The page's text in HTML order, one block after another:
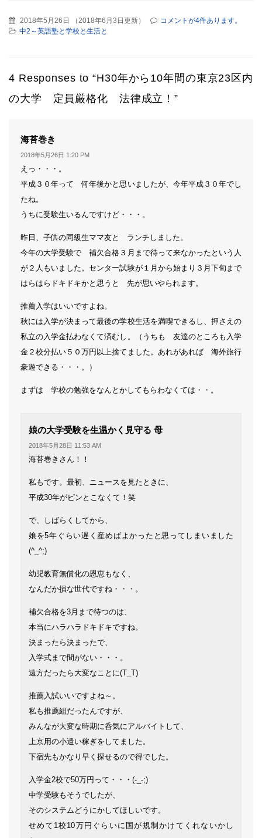
2018年5月26日 （2018年6月3日更新）
コメントが4件あります。
中2～英語塾と学校と生活と
4 Responses to “H30年から10年間の東京23区内
の大学 定員厳格化 法律成立！”
海苔巻き
り:
2018年5月26日 1:20 PM
えっ・・・。
平成３０年って 何年後かと思いましたが、今年平成３０年でし
たね。
うちに受験生いるんですけど・・・。
昨日、子供の同級生ママ友と ランチしました。
今年の大学受験で 補欠合格３月まで待って来なかったという人
が２人もいました。センター試験が１月から始まり３月下旬まで
はらはらドキドキかと思うと 先が思いやられます。
推薦入学はいいですよね。
秋には入学が決まって最後の学校生活を満喫できるし、押さえの
私立の入学金払わなくて済むし。（うちも 友達のところも入学
金２校分払い５０万円以上捨てました。あれがあれば 海外旅行
豪遊できる・・・。）
まずは 学校の勉強をなんとかしてもらわなくては・・。
娘の大学受験を生温かく見守る 母
2018年5月28日 11:53 AM
海苔巻きさん！！
私もです。最初、ニュースを見たときに、
平成30年がピンとこなくて！笑
で、しばらくしてから、
娘を5年ぐらい遅く産めばよかったと思ってしまいました
(^_^;)
幼児教育無償化の恩恵もなく、
なんだか損な世代ですね・・・。
補欠合格を3月まで待つのは、
本当にハラハラドキドキですね。
決まったら決まったで、
入学式まで間がない・・・。
遠方だったら大変なことに(T_T)
推薦入試いいですよね～。
私も推薦組だったんですが、
みんなが大変な時期に呑気にアルバイトして、
上京用の小遣い稼ぎをしてました。
下宿先もかなり早く探せるので得でした。
入学金2校で50万円って・・・(-_-;)
中学受験もそうでしたが、
そのシステムどうにかしてほしいです。
せめて1校10万円ぐらいに国が規制かけてくれないかし